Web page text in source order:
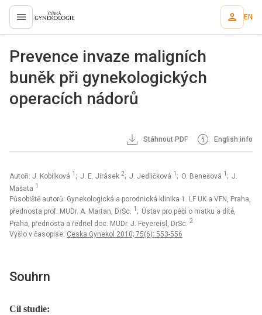
proLékaře.cz EN
Prevence invaze maligních
buněk při gynekologických
operacích nádorů
Stáhnout PDF English info
Autoři: J. Kobilková 1 ; J. E. Jirásek 2; J. Jedličková 1 ; O. Benešová 1 ; J.
Mašata 1
Působiště autorů: Gynekologická a porodnická klinika 1. LF UK a VFN, Praha,
přednosta prof. MUDr. A. Martan, DrSc. 1 ; Ústav pro péči o matku a dítě,
Praha, přednosta a ředitel doc. MUDr. J. Feyereisl, DrSc. 2
Vyšlo v časopise: Ceska Gynekol 2010; 75(6): 553-556
Souhrn
Cíl studie: